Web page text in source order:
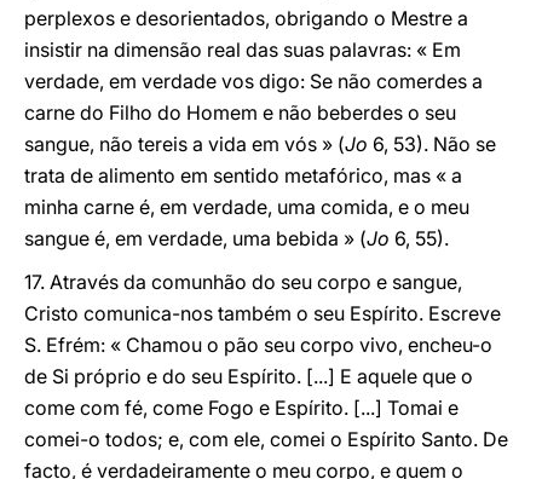
perplexos e desorientados, obrigando o Mestre a
insistir na dimensão real das suas palavras: « Em
verdade, em verdade vos digo: Se não comerdes a
carne do Filho do Homem e não beberdes o seu
sangue, não tereis a vida em vós » (Jo 6, 53). Não se
trata de alimento em sentido metafórico, mas « a
minha carne é, em verdade, uma comida, e o meu
sangue é, em verdade, uma bebida » (Jo 6, 55).
17. Através da comunhão do seu corpo e sangue,
Cristo comunica-nos também o seu Espírito. Escreve
S. Efrém: « Chamou o pão seu corpo vivo, encheu-o
de Si próprio e do seu Espírito. [...] E aquele que o
come com fé, come Fogo e Espírito. [...] Tomai e
comei-o todos; e, com ele, comei o Espírito Santo. De
facto, é verdadeiramente o meu corpo, e quem o